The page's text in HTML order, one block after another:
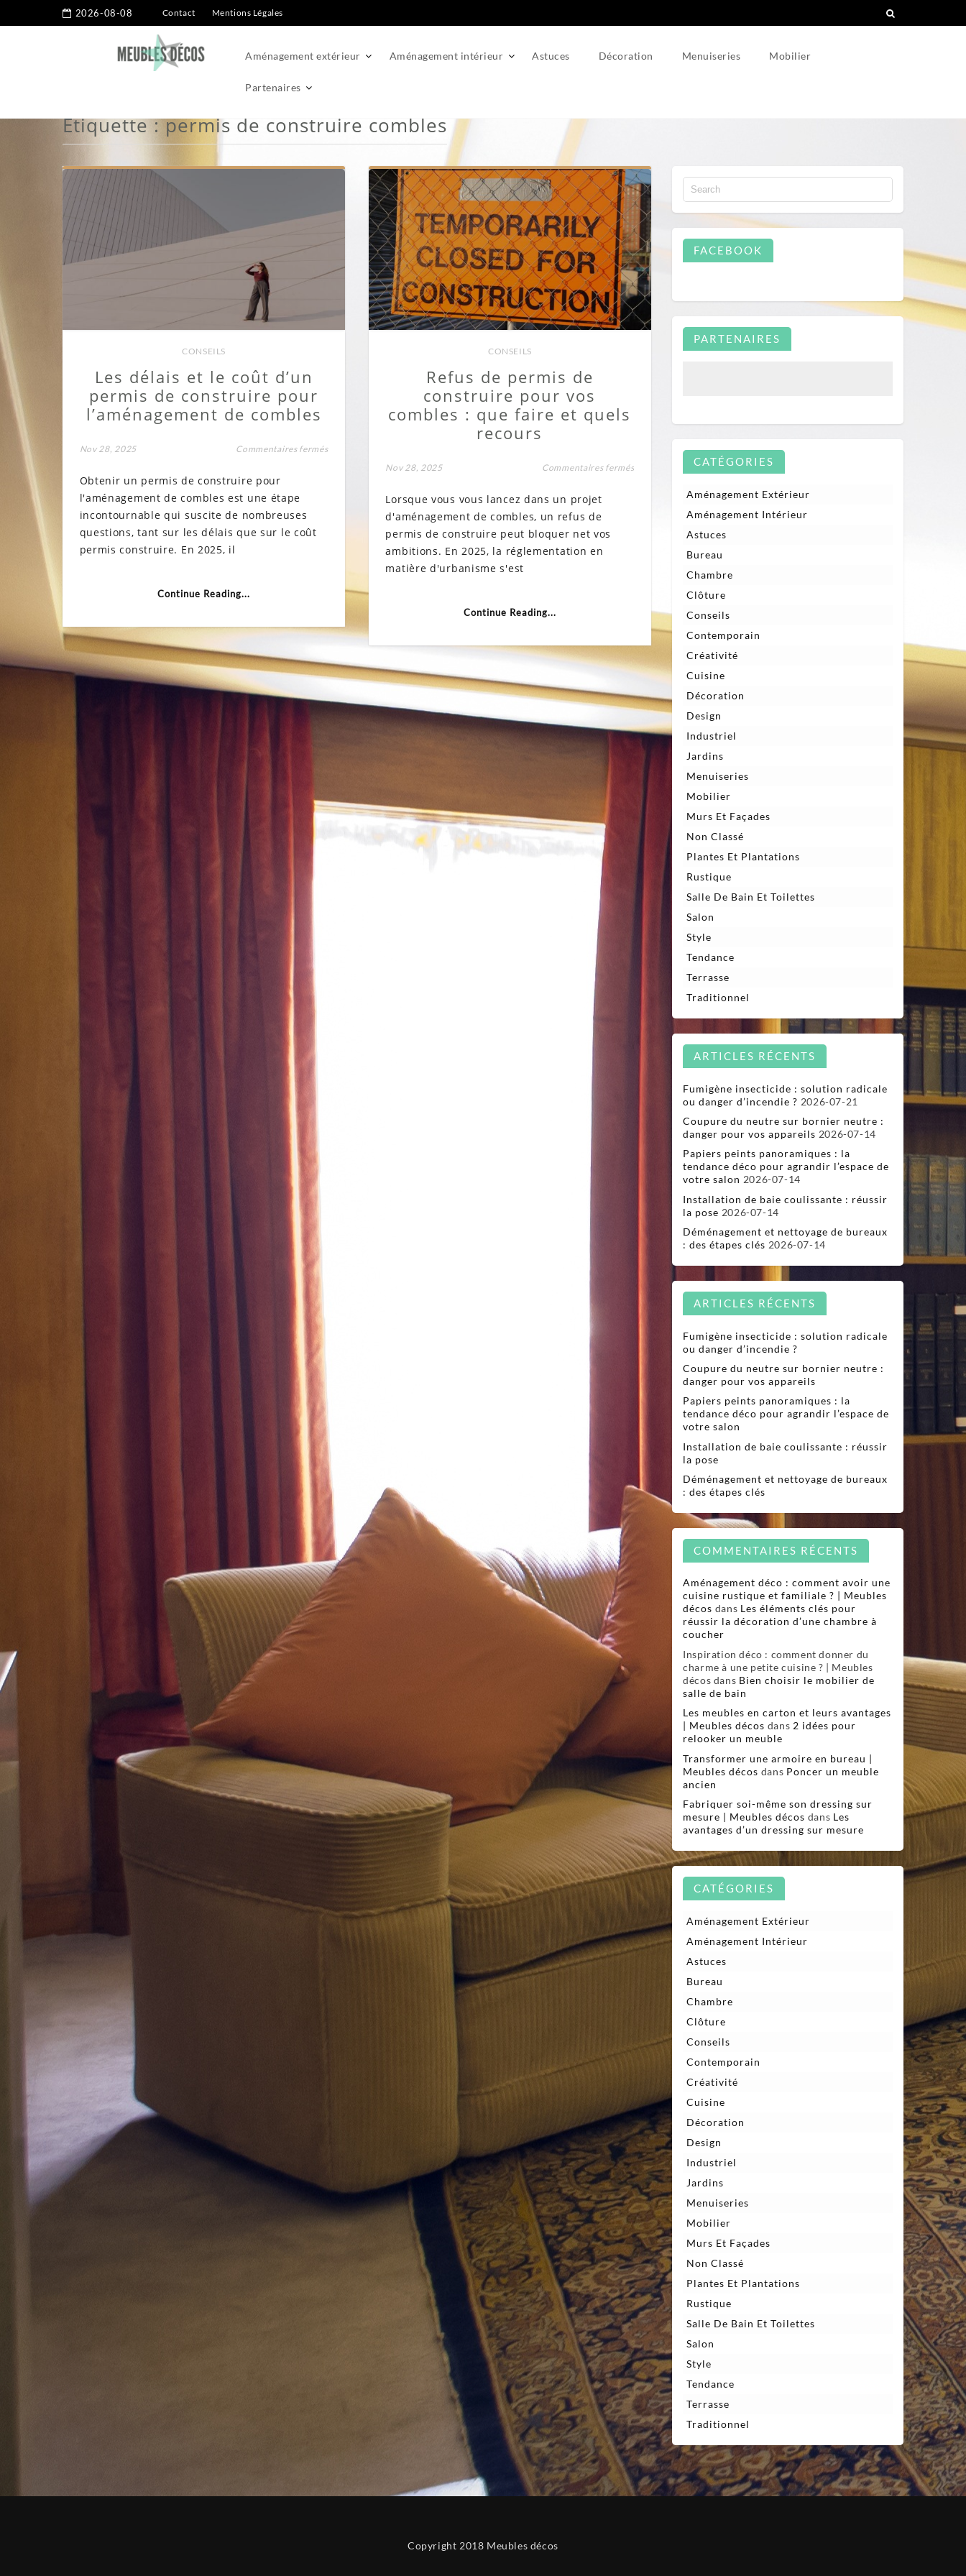
2026-08-08 Contact Mentions Légales
Aménagement extérieur Aménagement intérieur Astuces Décoration Menuiseries Mobilier
Partenaires
Étiquette :permis de construire combles
CONSEILS
Les délais et le coût d’un
permis de construire pour
l’aménagement de combles
Nov 28, 2025 Commentaires ferméssur
l’aménagement
combles
Obtenir un permis de construire pour
l'aménagement de combles est une étape
incontournable qui suscite de nombreuses
questions, tant sur les délais que sur le coût
permis construire. En 2025, il
Continue Reading...
CONSEILS
Refus de permis de
construire pour vos
combles : que faire et quels
recours
Nov 28, 2025 Commentaires ferméssur
recours
Lorsque vous vous lancez dans un projet
d'aménagement de combles, un refus de
permis de construire peut bloquer net vos
ambitions. En 2025, la réglementation en
matière d'urbanisme s'est
Continue Reading...
FACEBOOK
PARTENAIRES
CATÉGORIES
Aménagement Extérieur
Aménagement Intérieur
Astuces
Bureau
Chambre
Clôture
Conseils
Contemporain
Créativité
Cuisine
Décoration
Design
Industriel
Jardins
Menuiseries
Mobilier
Murs Et Façades
Non Classé
Plantes Et Plantations
Rustique
Salle De Bain Et Toilettes
Salon
Style
Tendance
Terrasse
Traditionnel
ARTICLES RÉCENTS
Fumigène insecticide : solution radicale
ou danger d’incendie ? 2026-07-21
Coupure du neutre sur bornier neutre :
danger pour vos appareils 2026-07-14
Papiers peints panoramiques : la
tendance déco pour agrandir l’espace de
votre salon 2026-07-14
Installation de baie coulissante : réussir
la pose 2026-07-14
Déménagement et nettoyage de bureaux
: des étapes clés 2026-07-14
ARTICLES RÉCENTS
Fumigène insecticide : solution radicale
ou danger d’incendie ?
Coupure du neutre sur bornier neutre :
danger pour vos appareils
Papiers peints panoramiques : la
tendance déco pour agrandir l’espace de
votre salon
Installation de baie coulissante : réussir
la pose
Déménagement et nettoyage de bureaux
: des étapes clés
COMMENTAIRES RÉCENTS
Aménagement déco : comment avoir une
cuisine rustique et familiale ? | Meubles
décos dans Les éléments clés pour
réussir la décoration d’une chambre à
coucher
Inspiration déco : comment donner du
charme à une petite cuisine ? | Meubles
décos dans Bien choisir le mobilier de
salle de bain
Les meubles en carton et leurs avantages
| Meubles décos dans 2 idées pour
relooker un meuble
Transformer une armoire en bureau |
Meubles décos dans Poncer un meuble
ancien
Fabriquer soi-même son dressing sur
mesure | Meubles décos dans Les
avantages d’un dressing sur mesure
CATÉGORIES
Aménagement Extérieur
Aménagement Intérieur
Astuces
Bureau
Chambre
Clôture
Conseils
Contemporain
Créativité
Cuisine
Décoration
Design
Industriel
Jardins
Menuiseries
Mobilier
Murs Et Façades
Non Classé
Plantes Et Plantations
Rustique
Salle De Bain Et Toilettes
Salon
Style
Tendance
Terrasse
Traditionnel
Copyright 2018 Meubles décos